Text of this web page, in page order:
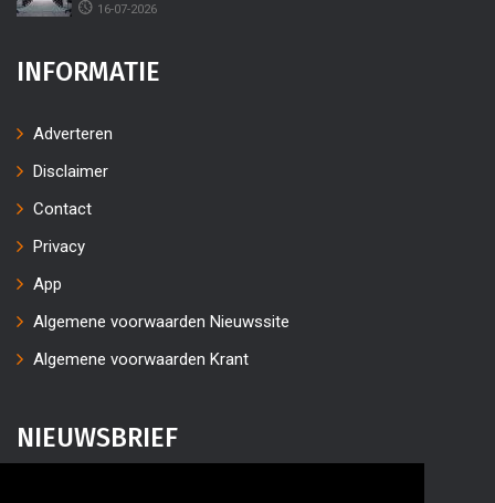
16-07-2026
INFORMATIE
Adverteren
Disclaimer
Contact
Privacy
App
Algemene voorwaarden Nieuwssite
Algemene voorwaarden Krant
NIEUWSBRIEF